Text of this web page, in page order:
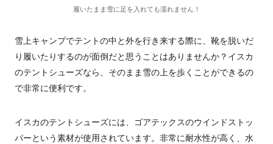
履いたまま雪に足を入れても濡れません！
雪上キャンプでテントの中と外を行き来する際に、靴を脱いだ
り履いたりするのが面倒だと思うことはありませんか？イスカ
のテントシューズなら、そのまま雪の上を歩くことができるの
で非常に便利です。
イスカのテントシューズには、ゴアテックスのウインドストッ
パーという素材が使用されています。非常に耐水性が高く、水